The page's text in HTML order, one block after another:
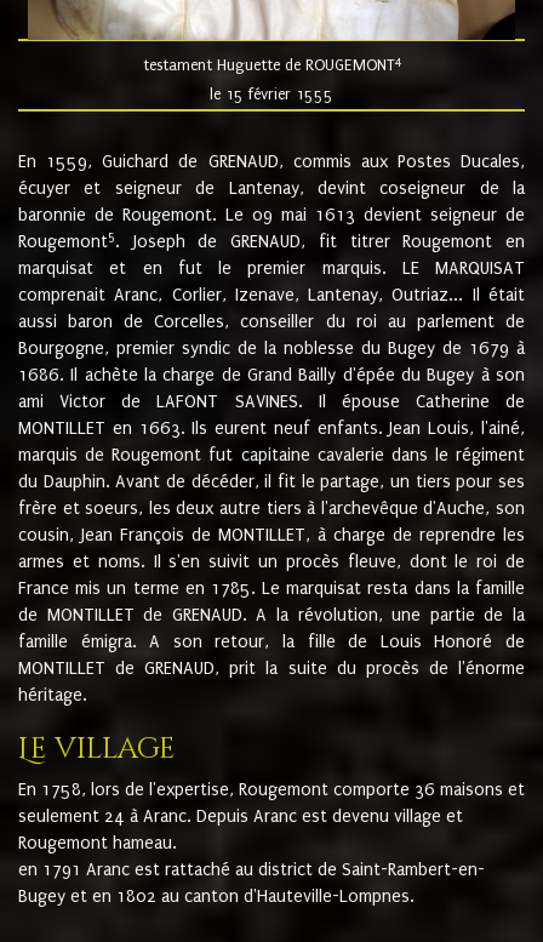
testament Huguette de ROUGEMONT4
le 15 février 1555
En 1559, Guichard de GRENAUD, commis aux Postes Ducales,
écuyer et seigneur de Lantenay, devint coseigneur de la
baronnie de Rougemont. Le 09 mai 1613 devient seigneur de
Rougemont5. Joseph de GRENAUD, fit titrer Rougemont en
marquisat et en fut le premier marquis. LE MARQUISAT
comprenait Aranc, Corlier, Izenave, Lantenay, Outriaz... Il était
aussi baron de Corcelles, conseiller du roi au parlement de
Bourgogne, premier syndic de la noblesse du Bugey de 1679 à
1686. Il achète la charge de Grand Bailly d'épée du Bugey à son
ami Victor de LAFONT SAVINES. Il épouse Catherine de
MONTILLET en 1663. Ils eurent neuf enfants. Jean Louis, l'ainé,
marquis de Rougemont fut capitaine cavalerie dans le régiment
du Dauphin. Avant de décéder, il fit le partage, un tiers pour ses
frère et soeurs, les deux autre tiers à l'archevêque d'Auche, son
cousin, Jean François de MONTILLET, à charge de reprendre les
armes et noms. Il s'en suivit un procès fleuve, dont le roi de
France mis un terme en 1785. Le marquisat resta dans la famille
de MONTILLET de GRENAUD. A la révolution, une partie de la
famille émigra. A son retour, la fille de Louis Honoré de
MONTILLET de GRENAUD, prit la suite du procès de l'énorme
héritage.
Le village
En 1758, lors de l'expertise, Rougemont comporte 36 maisons et
seulement 24 à Aranc. Depuis Aranc est devenu village et
Rougemont hameau.
en 1791 Aranc est rattaché au district de Saint-Rambert-en-
Bugey et en 1802 au canton d'Hauteville-Lompnes.